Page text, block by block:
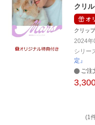
クリ
オ
クリッ
2024年
シリー
定』
ご注
(1